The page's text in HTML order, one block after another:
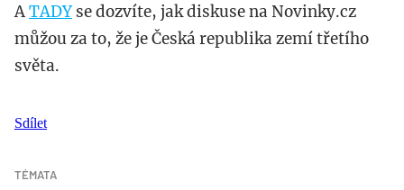
ATADYse dozvíte, jak diskuse na Novinky.cz
můžou za to, že je Česká republika zemí třetího
světa.
Sdílet
TÉMATA